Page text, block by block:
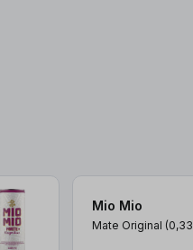
Mio Mio
Mate Original (0,33